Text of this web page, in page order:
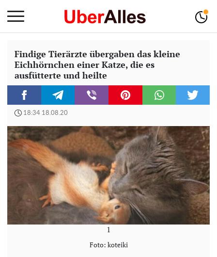
Findige Tierärzte übergaben das kleine
Eichhörnchen einer Katze, die es
ausfütterte und heilte
18:34 18.08.20
1
Foto: koteiki